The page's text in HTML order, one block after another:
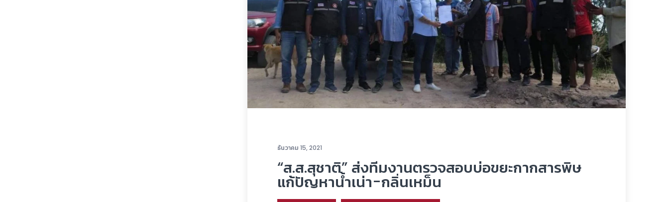
ธันวาคม 15, 2021
“ส.ส.สุชาติ” ส่งทีมงานตรวจสอบบ่อขยะกากสารพิษ
แก้ปัญหาน้ำเน่า-กลิ่นเหม็น